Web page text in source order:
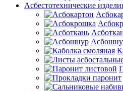
Асбестотехнические